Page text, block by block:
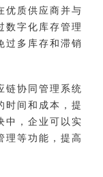
优质供应商并与
数字化库存管理
过多库存和滞销
链协同管理系统
时间和成本，提
中，企业可以实
理等功能，提高